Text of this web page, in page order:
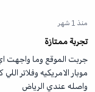
منذ 1 شهر
تجربة ممتازة
جربت الموقع وما واجهت
موبار الامريكيه وفلاتر
واصله عندي الرياض